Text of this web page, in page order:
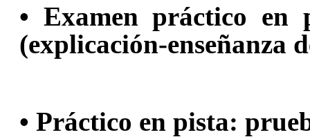
• Examen práctico en
(explicación-enseñanza
• Práctico en pista: